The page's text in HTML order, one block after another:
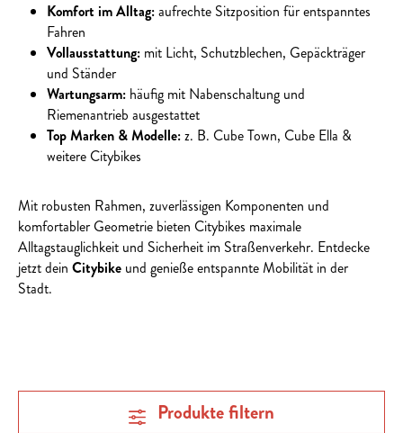
Komfort im Alltag:aufrechte Sitzposition für entspanntes
Fahren
Vollausstattung: mit Licht, Schutzblechen, Gepäckträger
und Ständer
Wartungsarm: häufig mit Nabenschaltung und
Riemenantrieb ausgestattet
Top Marken & Modelle:z. B. Cube Town, Cube Ella &
weitere Citybikes
Mit robusten Rahmen, zuverlässigen Komponenten und
komfortabler Geometrie bieten Citybikes maximale
Alltagstauglichkeit und Sicherheit im Straßenverkehr. Entdecke
jetzt dein Citybike und genieße entspannte Mobilität in der
Stadt.
Produkte filtern